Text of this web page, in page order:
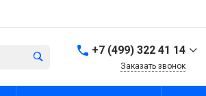
+7 (499) 322 41 14
Заказать звонок